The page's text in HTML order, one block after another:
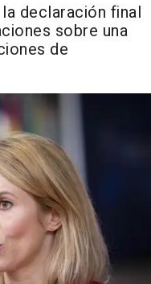
declaración final
sobre una
de